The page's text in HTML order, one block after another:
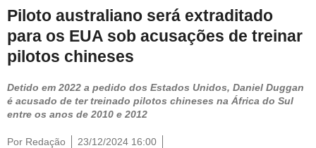
Piloto australiano será extraditado
para os EUA sob acusações de treinar
pilotos chineses
Detido em 2022 a pedido dos Estados Unidos, Daniel Duggan
é acusado de ter treinado pilotos chineses na África do Sul
entre os anos de 2010 e 2012
Por Redação
23/12/2024 16:00